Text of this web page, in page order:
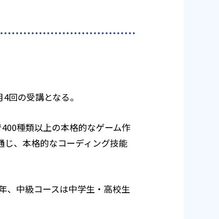
回の受講となる。
種類以上の本格的なゲーム作
、本格的なコーディング技能
、中級コースは中学生・高校生